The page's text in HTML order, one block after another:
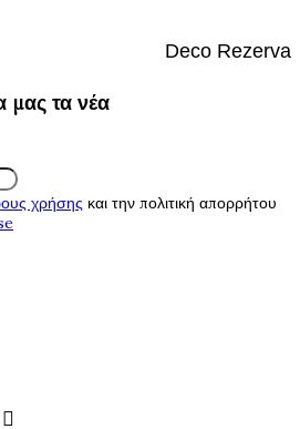
Deco Rezerva
μας τα νέα
χρήσης και την πολιτική απορρήτου
